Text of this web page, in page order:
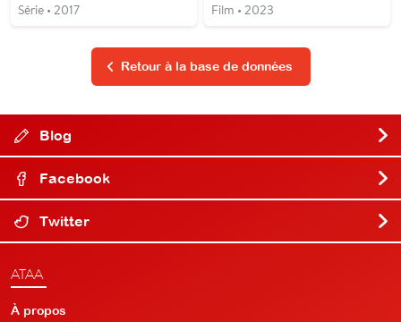
Série • 2017 Film • 2023
Retour à la base de données
Blog
Facebook
Twitter
ATAA
À propos